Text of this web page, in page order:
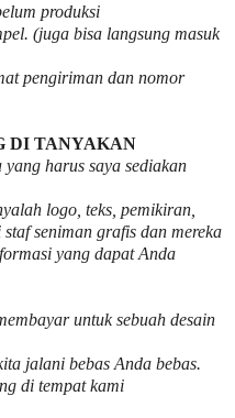
produksi
(juga bisa langsung masuk
pengiriman dan nomor
DI TANYAKAN
harus saya sediakan
logo, teks, pemikiran,
seniman grafis dan mereka
yang dapat Anda
untuksebuah desain
jalani bebas Anda bebas.
di tempat kami